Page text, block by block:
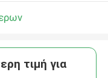
τιμή για